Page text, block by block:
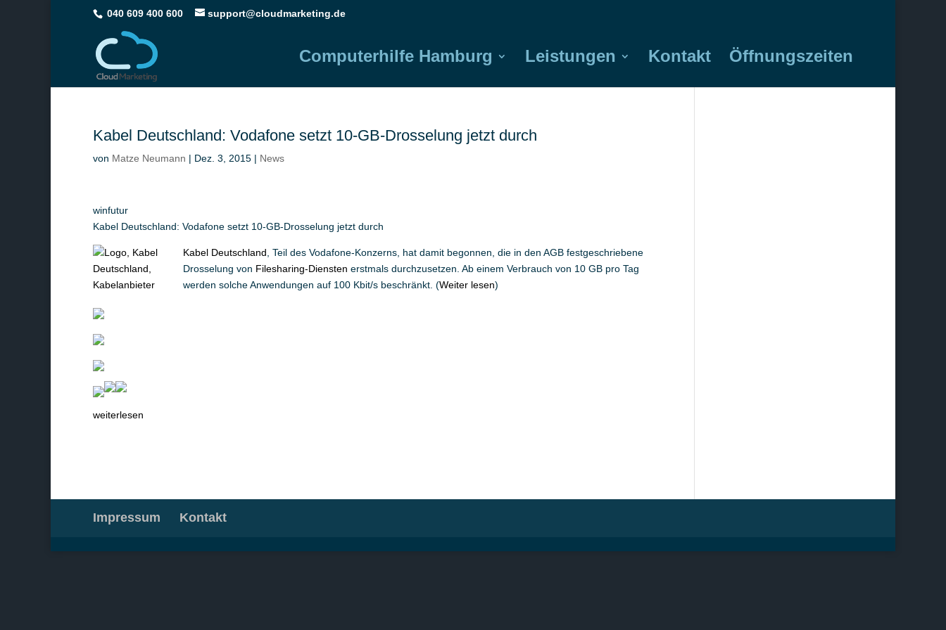
040 609 400 600 support@cloudmarketing.de
Computerhilfe Hamburg Leistungen Kontakt Öffnungszeiten
Kabel Deutschland: Vodafone setzt 10-GB-Drosselung jetzt durch
von Matze Neumann | Dez. 3, 2015 | News
winfutur
Kabel Deutschland: Vodafone setzt 10-GB-Drosselung jetzt durch
Kabel Deutschland , Teil des Vodafone-Konzerns, hat damit begonnen, die in den AGB festgeschriebene
Drosselung von Filesharing-Diensten erstmals durchzusetzen. Ab einem Verbrauch von 10 GB pro Tag
werden solche Anwendungen auf 100 Kbit/s beschränkt. (Weiter lesen)
weiterlesen
Impressum Kontakt